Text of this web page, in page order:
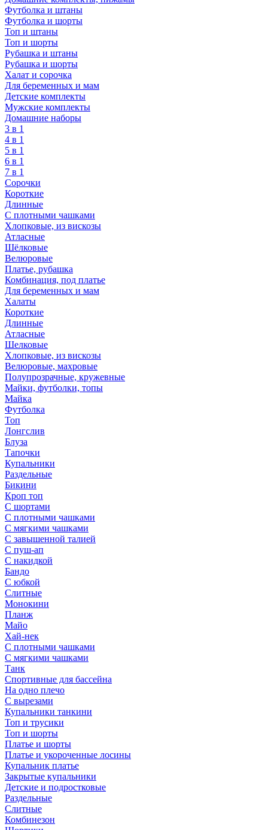
Футболка и штаны
Футболка и шорты
Топ и штаны
Топ и шорты
Рубашка и штаны
Рубашка и шорты
Халат и сорочка
Для беременных и мам
Детские комплекты
Мужские комплекты
Домашние наборы
3 в 1
4 в 1
5 в 1
6 в 1
7 в 1
Сорочки
Короткие
Длинные
С плотными чашками
Хлопковые, из вискозы
Атласные
Шёлковые
Велюровые
Платье, рубашка
Комбинация, под платье
Для беременных и мам
Халаты
Короткие
Длинные
Атласные
Шелковые
Хлопковые, из вискозы
Велюровые, махровые
Полупрозрачные, кружевные
Майки, футболки, топы
Майка
Футболка
Топ
Лонгслив
Блуза
Тапочки
Купальники
Раздельные
Бикини
Кроп топ
С шортами
С плотными чашками
С мягкими чашками
С завышенной талией
С пуш-ап
С накидкой
Бандо
С юбкой
Слитные
Монокини
Планж
Майо
Хай-нек
С плотными чашками
С мягкими чашками
Танк
Спортивные для бассейна
На одно плечо
С вырезами
Купальники танкини
Топ и трусики
Топ и шорты
Платье и шорты
Платье и укороченные лосины
Купальник платье
Закрытые купальники
Детские и подростковые
Раздельные
Слитные
Комбинезон